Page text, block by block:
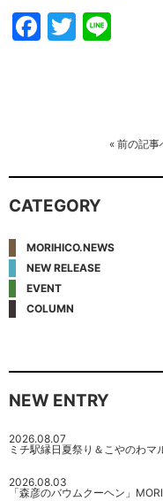
Facebook
Twitter
« 前の記事
CATEGORY
MORIHICO.NEWS
NEW RELEASE
EVENT
COLUMN
NEW ENTRY
2026.08.07
ミチ駅縁日夏祭り＆こやのわ
2026.08.03
「森彦のバウムクーヘン」